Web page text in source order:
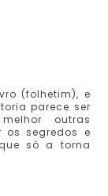
(folhetim), e
parece ser
outras
os segredos e
só a torna